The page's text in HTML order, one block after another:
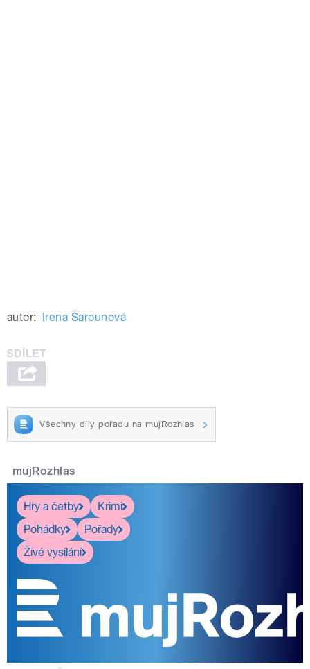
autor: Irena Šarounová
Všechny díly pořadu na mujRozhlas
mujRozhlas
Hry a četby
Krimi
Pohádky
Pořady
Živé vysílání